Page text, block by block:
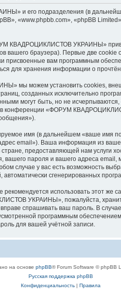
и его подразделения (в
«www.phpbb.com», «phpBB
КВАДРОЦИКЛИСТОВ УКРАИНЫ»
браузера). Первые две cookie
вам программным
хранения информации о
мы можем установить cookies,
созданных исключительно
могут быть, но не
в конференции «ФОРУМ
имя (в дальнейшем «ваше имя
email»). Ваша информация из
предоставляющей нам услуги
пароля и вашего адреса email,
у вас есть возможность
автоматически сгенерированных
использовать этот же
УКРАИНЫ», пожалуйста,
спрашивать ваш пароль. В
программным
для вашей учётной записи.
на основе phpBB® Forum Software © phpBB
Русская поддержка phpBB
Конфиденциальность| Правила